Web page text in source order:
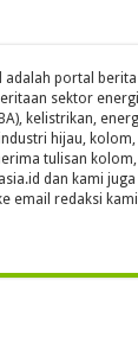
adalah portal
sektor
kelistrikan,
industri hijau,
tulisan
dan kami
email redaksi